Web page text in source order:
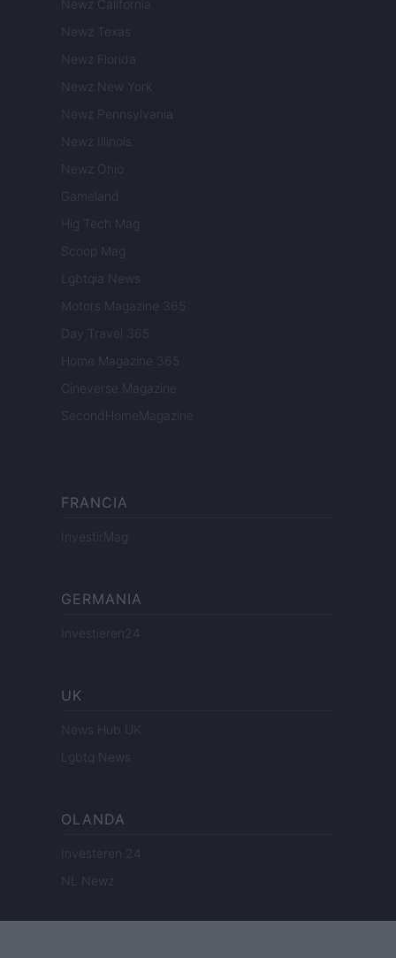
Newz California
Newz Texas
Newz Florida
Newz New York
Newz Pennsylvania
Newz Illinois
Newz Ohio
Gameland
Hig Tech Mag
Scoop Mag
Lgbtqia News
Motors Magazine 365
Day Travel 365
Home Magazine 365
Cineverse Magazine
SecondHomeMagazine
FRANCIA
InvestirMag
GERMANIA
Investieren24
UK
News Hub UK
Lgbtq News
OLANDA
Investeren 24
NL Newz